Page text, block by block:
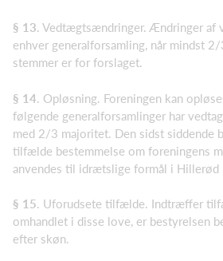
§ 13. Vedtægtsændringer. Ændringer af
enhver generalforsamling, når mindst
stemmer er for forslaget.
§ 14 . Opløsning. Foreningen kan
følgende generalforsamlinger har
med 2/3 majoritet. Den sidst siddende
tilfælde bestemmelse om foreningens
anvendes til idrætslige formål i Hillerød
§ 15. Uforudsete tilfælde. Indtræffer
omhandlet i disse love, er bestyrelsen
efter skøn.